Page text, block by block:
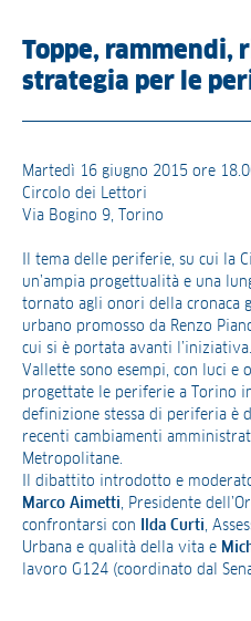
Toppe, rammendi,
strategia per le
Martedì 16 giugno 2015 ore
Circolo dei Lettori
Via Bogino 9, Torino
Il tema delle periferie, su cui la
un’ampia progettualità e una
tornato agli onori della cronaca
urbano promosso da Renzo
cui si è portata avanti
Vallette sono esempi, con luci e
progettate le periferie a Torino
definizione stessa di periferia è
recenti cambiamenti
Metropolitane.
Il dibattito introdotto e
Marco Aimetti , Presidente
confrontarsi con
Ilda Curti ,
Urbana e qualità della vita e
lavoro G124 (coordinato dal